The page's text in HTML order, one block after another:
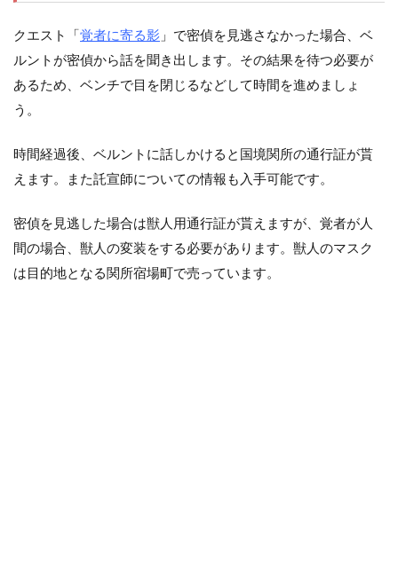
クエスト「覚者に寄る影 」で密偵を見逃さなかった場合、ベ
ルントが密偵から話を聞き出します。その結果を待つ必要が
あるため、ベンチで目を閉じるなどして時間を進めましょ
う。
時間経過後、ベルントに話しかけると国境関所の通行証が貰
えます。また託宣師についての情報も入手可能です。
密偵を見逃した場合は獣人用通行証が貰えますが、覚者が人
間の場合、獣人の変装をする必要があります。獣人のマスク
は目的地となる関所宿場町で売っています。